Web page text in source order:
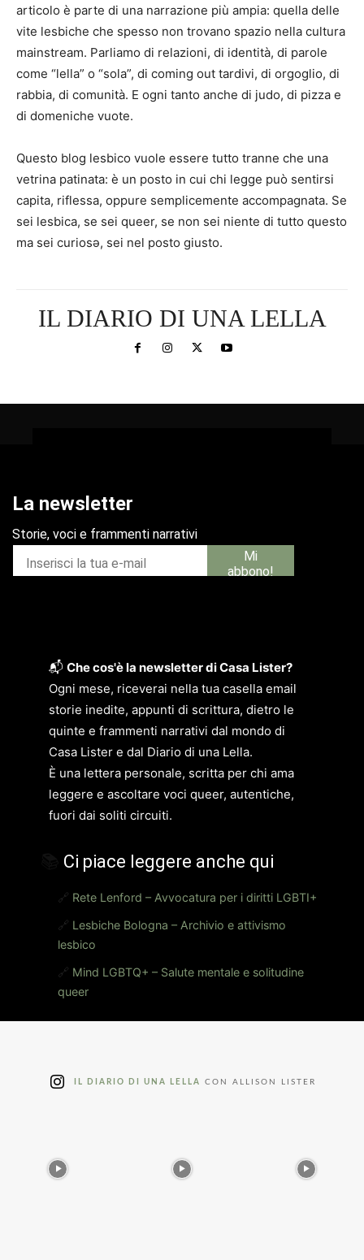
articolo è parte di una narrazione più ampia: quella delle
vite lesbiche che spesso non trovano spazio nella cultura
mainstream. Parliamo di relazioni, di identità, di parole
come “lella” o “sola”, di coming out tardivi, di orgoglio, di
rabbia, di comunità. E ogni tanto anche di judo, di pizza e
di domeniche vuote.
Questo blog lesbico vuole essere tutto tranne che una
vetrina patinata: è un posto in cui chi legge può sentirsi
capita, riflessa, oppure semplicemente accompagnata. Se
sei lesbica, se sei queer, se non sei niente di tutto questo
ma sei curiosə, sei nel posto giusto.
IL DIARIO DI UNA LELLA
📬 Che cos'è la newsletter di Casa Lister?
Ogni mese, riceverai nella tua casella email
storie inedite, appunti di scrittura, dietro le
quinte e frammenti narrativi dal mondo di
Casa Lister e dal Diario di una Lella.
È una lettera personale, scritta per chi ama
leggere e ascoltare voci queer, autentiche,
fuori dai soliti circuiti.
Ci piace leggere anche qui
🔗 Rete Lenford – Avvocatura per i diritti LGBTI+
🔗 Lesbiche Bologna – Archivio e attivismo
lesbico
🔗 Mind LGBTQ+ – Salute mentale e solitudine
queer
IL DIARIO DI UNA LELLA CON ALLISON LISTER